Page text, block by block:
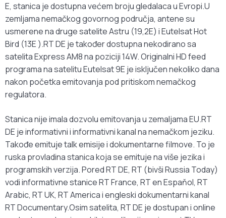
E, stanica je dostupna većem broju gledalaca u Evropi.U
zemljama nemačkog govornog područja, antene su
usmerene na druge satelite Astru (19,2E) i Eutelsat Hot
Bird (13E ).RT DE je također dostupna nekodirano sa
satelita Express AM8 na poziciji 14W. Originalni HD feed
programa na satelitu Eutelsat 9E je isključen nekoliko dana
nakon početka emitovanja pod pritiskom nemačkog
regulatora.
Stanica nije imala dozvolu emitovanja u zemaljama EU.RT
DE je informativni i informativni kanal na nemačkom jeziku.
Takođe emituje talk emisije i dokumentarne filmove. To je
ruska provladina stanica koja se emituje na više jezika i
programskih verzija. Pored RT DE, RT (bivši Russia Today)
vodi informativne stanice RT France, RT en Espaňol, RT
Arabic, RT UK, RT America i engleski dokumentarni kanal
RT Documentary.Osim satelita, RT DE je dostupan i online